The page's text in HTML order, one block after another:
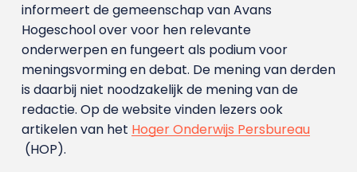
informeert de gemeenschap van Avans
Hogeschool over voor hen relevante
onderwerpen en fungeert als podium voor
meningsvorming en debat. De mening van derden
is daarbij niet noodzakelijk de mening van de
redactie. Op de website vinden lezers ook
artikelen van het Hoger Onderwijs Persbureau
(HOP).